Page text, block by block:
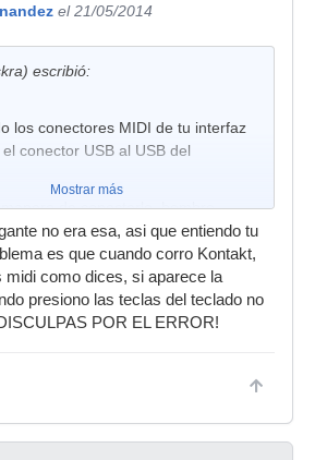
el 21/05/2014
escribió:
los conectores MIDI de tu interfaz
conector USB al USB del
de conectarlo, hombre..
Mostrar más
no era esa, asi que entiendo tu
es que cuando corro Kontakt,
midi como dices, si aparece la
presiono las teclas del teclado no
POR EL ERROR!